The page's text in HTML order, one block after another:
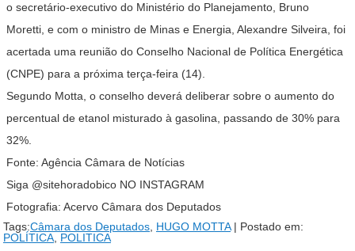
o secretário-executivo do Ministério do Planejamento, Bruno
Moretti, e com o ministro de Minas e Energia, Alexandre Silveira, foi
acertada uma reunião do Conselho Nacional de Política Energética
(CNPE) para a próxima terça-feira (14).
Segundo Motta, o conselho deverá deliberar sobre o aumento do
percentual de etanol misturado à gasolina, passando de 30% para
32%.
Fonte: Agência Câmara de Notícias
Siga @sitehoradobico NO INSTAGRAM
Fotografia: Acervo Câmara dos Deputados
Tags:Câmara dos Deputados, HUGO MOTTA| Postado em:
POLÍTICA, POLITICA